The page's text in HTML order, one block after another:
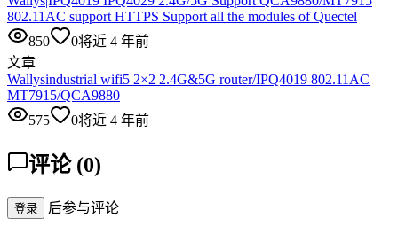
802.11AC support HTTPS Support all the modules of Quectel
850
0将近 4 年前
文章
Wallysindustrial wifi5 2×2 2.4G&5G router/IPQ4019 802.11AC
MT7915/QCA9880
575
0将近 4 年前
评论 (0)
登录 后参与评论